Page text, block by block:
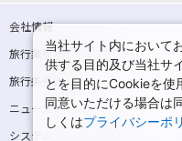
埼玉県
茨城県
東京都ホテル・旅館
埼玉県ホテル・旅館
茨城県ホテル・旅館
層雲峡温泉(北海道)
東北
花巻温泉(岩手)
かみのやま温泉(山形)
青森旅行・ツアー
宮城旅行・ツアー
山形旅行・ツアー
カップル・夫婦旅行 国内版
卒業旅行・学生旅行 国内版
桜・お花見特集
夏休み・お盆の国内旅行
8月の国内旅行
会社情報
旅行業登録票・約款
旅行条件書
ニュースリリース
システムメンテナンスの
当社サイト内において
供する目的及び当社サ
とを目的にCookieを使
同意いただける場合は
しくはプライバシーポ